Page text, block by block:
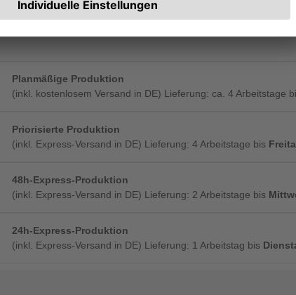
Planmäßige Produktion
(inkl. kostenlosem Versand in DE) Lieferung: ca. 4 Arbeitstage
Priorisierte Produktion
(inkl. Express-Versand in DE) Lieferung: 4 Arbeitstage bis
48h-Express-Produktion
(inkl. Express-Versand in DE) Lieferung: 2 Arbeitstage bis
24h-Express-Produktion
(inkl. Express-Versand in DE) Lieferung: 1 Arbeitstag bis